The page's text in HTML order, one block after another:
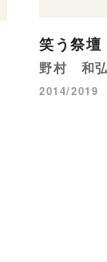
笑う祭壇
野村 和
2014/2019